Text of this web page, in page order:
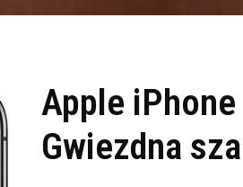
Apple iPhone
Gwiezdna